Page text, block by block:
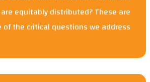
equitably distributed? These are
of the critical questions we address.